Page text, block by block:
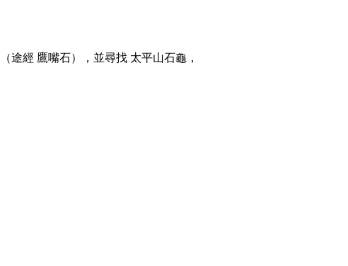
途經 鷹嘴石），並尋找 太平山石龜，